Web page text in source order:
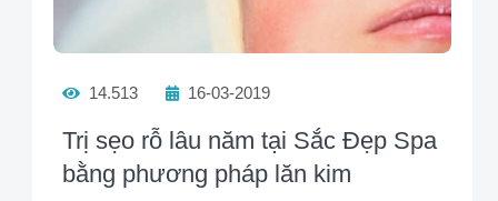
14.513 16-03-2019
Trị sẹo rỗ lâu năm tại Sắc Đẹp Spa
bằng phương pháp lăn kim